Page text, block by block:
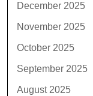
December 2025
November 2025
October 2025
September 2025
August 2025